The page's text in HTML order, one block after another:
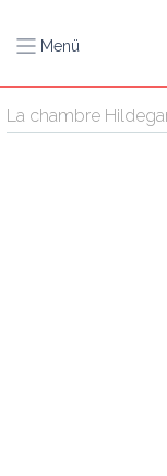
Menü
La chambre